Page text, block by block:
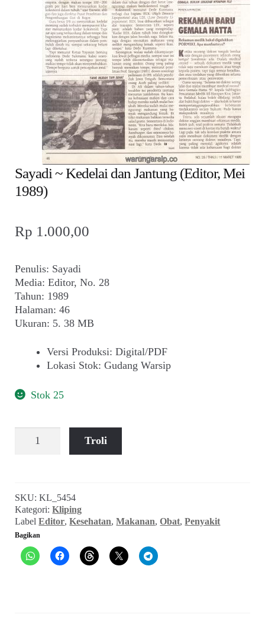
child
menu
Alamat
Rekening
Reseller
Sayadi ~ Kedelai dan Jantung (Editor, Mei
1989)
Rp 1.000,00
Penulis: Sayadi
Media: Editor, No. 28
Tahun: 1989
Halaman: 46
Ukuran: 5. 38 MB
Versi Produksi: Digital/PDF
Lokasi Stok: Gudang Warsip
Stok 25
Sayadi
Jantung
(Editor,
1989)
Troli
SKU:KL_5454
Kategori:Kliping
LabelEditor,Kesehatan,Makanan,Obat,Penyakit
Bagikan